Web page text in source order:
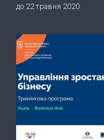
до 22 травня 2020